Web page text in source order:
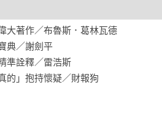
。
時，就是產生獲利和虧損的最大機
：
大著作／布魯斯．葛林瓦德
典／謝劍平
準詮釋／雷浩斯
的」抱持懷疑／財報狗